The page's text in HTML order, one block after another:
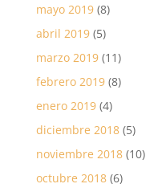
mayo 2019(8)
abril 2019(5)
marzo 2019(11)
febrero 2019(8)
enero 2019(4)
diciembre 2018(5)
noviembre 2018(10)
octubre 2018(6)